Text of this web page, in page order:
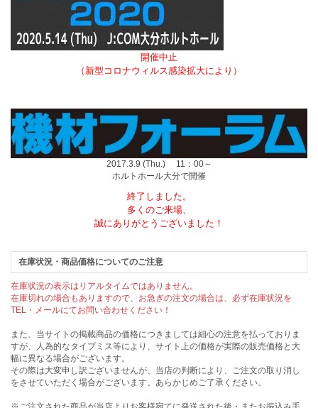
開催中止
（新型コロナウィルス感染拡大により）
2017.3.9 (Thu.) 11：00～
ホルトホール大分で開催
終了しました。
多くのご来場、
誠にありがとうございました！
在庫状況・商品価格についてのご注意
在庫状況の表示はリアルタイムではありません。
在庫切れの場合もありますので、お急ぎの注文の場合は、必ず在庫状況を
TEL・メールにてお問い合わせください！
また、当サイトの掲載商品の価格につきましては細心の注意を払っておりま
すが、人為的なタイプミス等により、サイト上の価格が実際の販売価格と大
幅に異なる場合がございます。
その際は大変申し訳ございませんが、当店の判断により、ご注文の取り消し
をさせていただく場合がございます。あらかじめご了承ください。